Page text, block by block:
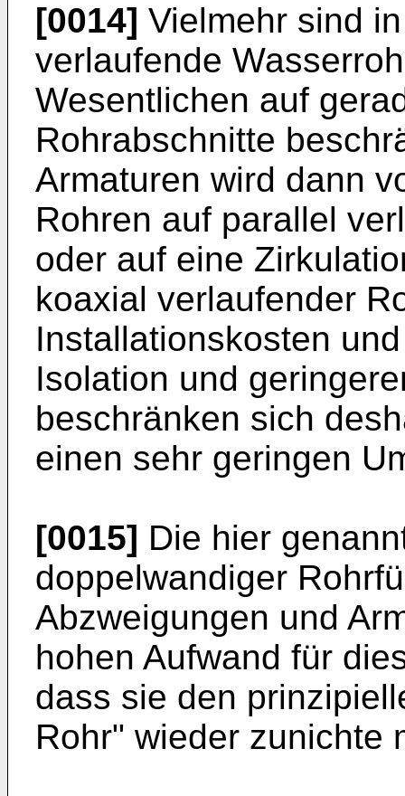
[0014] Vielmehr sind
verlaufende
Wesentlichen auf
Rohrabschnitte
Armaturen wird dann
Rohren auf parallel
oder auf eine
koaxial verlaufender
Installationskosten
Isolation und
beschränken sich
einen sehr geringen
[0015] Die hier
doppelwandiger
Abzweigungen und
hohen Aufwand für
dass sie den
Rohr" wieder zunichte